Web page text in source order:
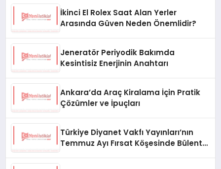
İkinci El Rolex Saat Alan Yerler
Arasında Güven Neden Önemlidir?
Jeneratör Periyodik Bakımda
Kesintisiz Enerjinin Anahtarı
Ankara’da Araç Kiralama İçin Pratik
Çözümler ve İpuçları
Türkiye Diyanet Vakfı Yayınları’nın
Temmuz Ayı Fırsat Köşesinde Bülent